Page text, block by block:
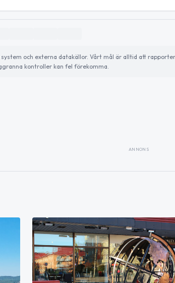
och externa datakällor. Vårt mål är alltid att
kontroller kan fel förekomma.
ANNONS